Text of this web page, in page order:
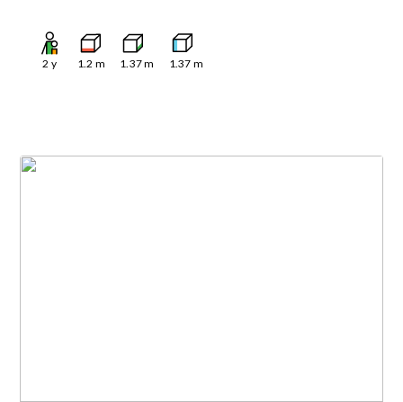
2 y 1.2 m 1.37m 1.37 m